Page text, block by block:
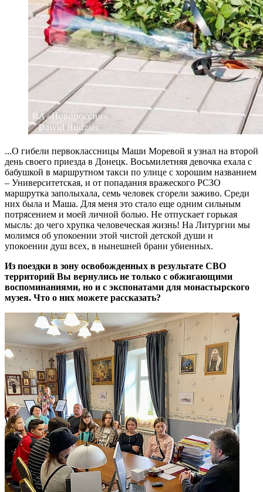
...О гибели первоклассницы Маши Моревой я узнал на второй
день своего приезда в Донецк. Восьмилетняя девочка ехала с
бабушкой в маршрутном такси по улице с хорошим названием
– Университетская, и от попадания вражеского РСЗО
маршрутка заполыхала, семь человек сгорели заживо. Среди
них была и Маша. Для меня это стало еще одним сильным
потрясением и моей личной болью. Не отпускает горькая
мысль: до чего хрупка человеческая жизнь! На Литургии мы
молимся об упокоении этой чистой детской души и
упокоении душ всех, в нынешней брани убиенных.
Из поездки в зону освобожденных в результате СВО
территорий Вы вернулись не только с обжигающими
воспоминаниями, но и с экспонатами для монастырского
музея. Что о них можете рассказать?